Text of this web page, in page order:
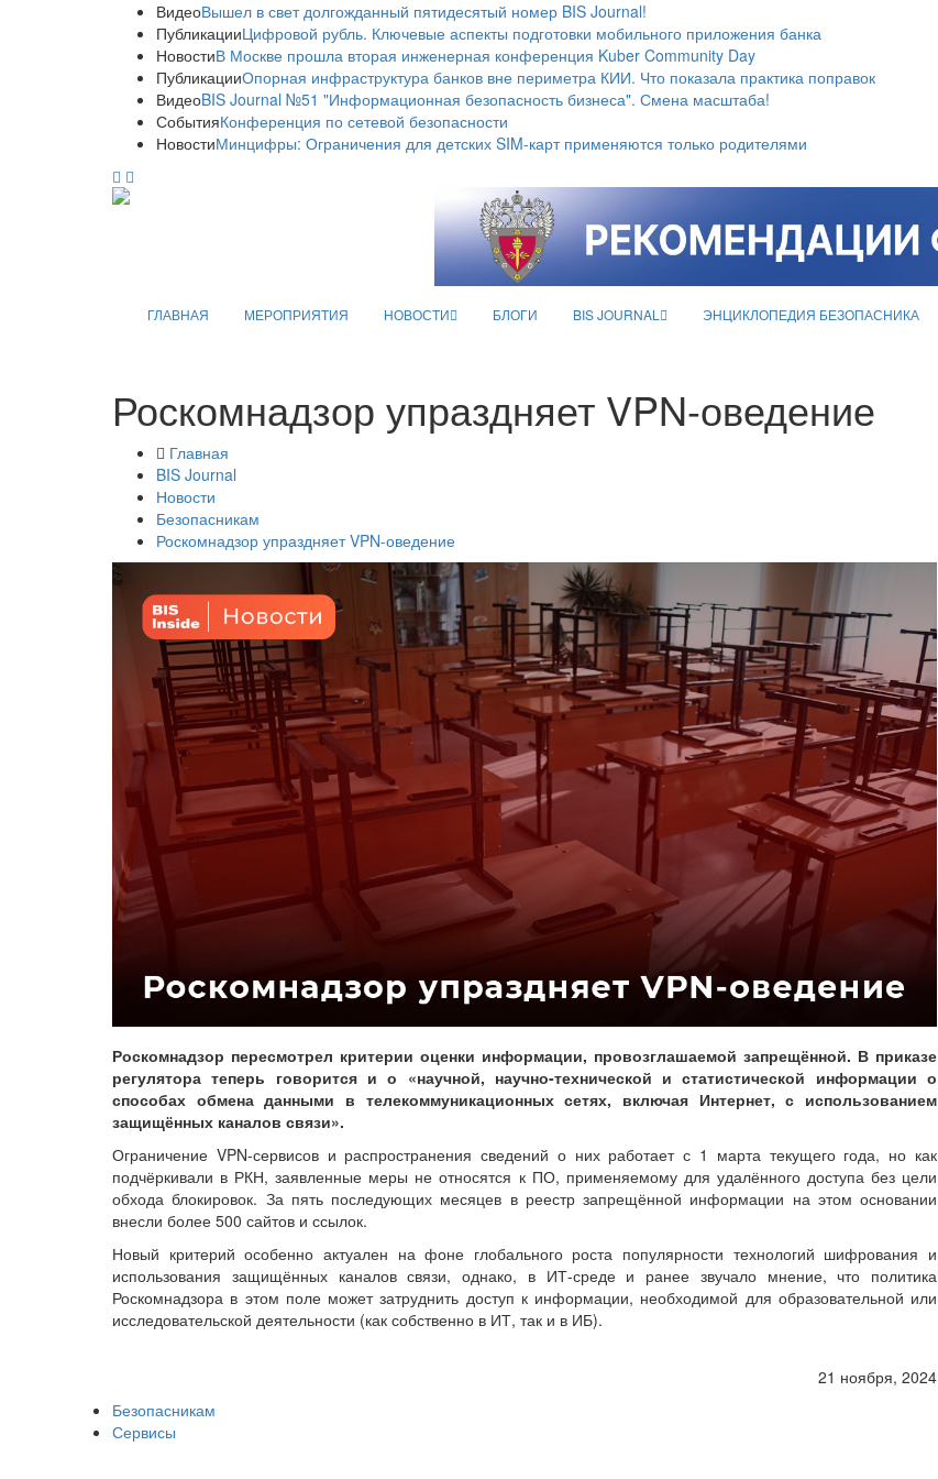
ВидеоВышел в свет долгожданный пятидесятый номер BIS Journal!
ПубликацииЦифровой рубль. Ключевые аспекты подготовки мобильного приложения банка
НовостиВ Москве прошла вторая инженерная конференция Kuber Community Day
ПубликацииОпорная инфраструктура банков вне периметра КИИ. Что показала практика поправок
ВидеоBIS Journal №51 "Информационная безопасность бизнеса". Смена масштаба!
СобытияКонференция по сетевой безопасности
НовостиМинцифры: Ограничения для детских SIM-карт применяются только родителями
ГЛАВНАЯ МЕРОПРИЯТИЯ НОВОСТИ БЛОГИ BIS JOURNAL ЭНЦИКЛОПЕДИЯ БЕЗОПАСНИКА
Роскомнадзор упраздняет VPN-оведение
Главная
BIS Journal
Новости
Безопасникам
Роскомнадзор упраздняет VPN-оведение
Роскомнадзор пересмотрел критерии оценки информации, провозглашаемой запрещённой. В приказе
регулятора теперь говорится и о «научной, научно-технической и статистической информации о
способах обмена данными в телекоммуникационных сетях, включая Интернет, с использованием
защищённых каналов связи».
Ограничение VPN-сервисов и распространения сведений о них работает с 1 марта текущего года, но как
подчёркивали в РКН, заявленные меры не относятся к ПО, применяемому для удалённого доступа без цели
обхода блокировок. За пять последующих месяцев в реестр запрещённой информации на этом основании
внесли более 500 сайтов и ссылок.
Новый критерий особенно актуален на фоне глобального роста популярности технологий шифрования и
использования защищённых каналов связи, однако, в ИТ-среде и ранее звучало мнение, что политика
Роскомнадзора в этом поле может затруднить доступ к информации, необходимой для образовательной или
исследовательской деятельности (как собственно в ИТ, так и в ИБ).
21 ноября, 2024
Безопасникам
Сервисы